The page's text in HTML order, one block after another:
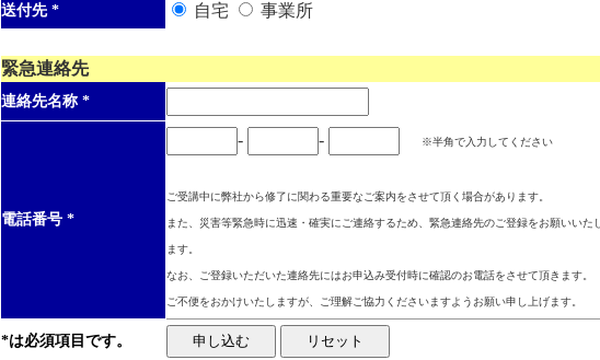
送付先 * 自宅 事業所
緊急連絡先
連絡先名称 *
電話番号 *
- - ※半角で入力してください
ご受講中に弊社から修了に関わる重要なご案内をさせて頂く場合があります。
また、災害等緊急時に迅速・確実にご連絡するため、緊急連絡先のご登録をお願いいたし
ます。
なお、ご登録いただいた連絡先にはお申込み受付時に確認のお電話をさせて頂きます。
ご不便をおかけいたしますが、ご理解ご協力くださいますようお願い申し上げます。
*は必須項目です。